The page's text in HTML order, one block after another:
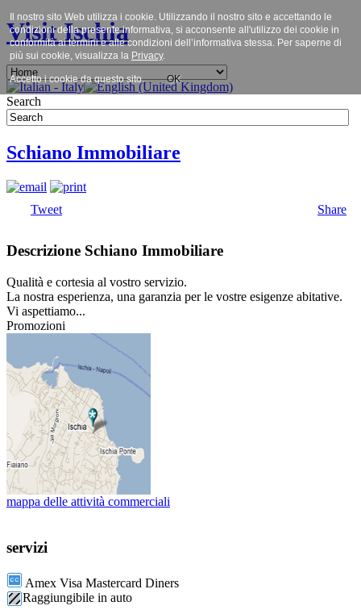
Visit Ischia
Search
Schiano Immobiliare
Tweet Share
Descrizione Schiano Immobiliare
Qualità e cortesia al vostro servizio.
La nostra esperienza, una garanzia per le vostre esigenze abitative.
Vi aspettiamo...
Promozioni
mappa delle attività commerciali
servizi
Amex Visa Mastercard Diners
Raggiungibile in auto
Il nostro sito Web utilizza i cookie. Utilizzando il nostro sito e accettando le
condizioni della presente informativa, si acconsente all'utilizzo dei cookie in
conformità ai termini e alle condizioni dell’informativa stessa. Per saperne di
più sui cookie, visualizza la Privacy.
Accetto i cookie da questo sito. OK